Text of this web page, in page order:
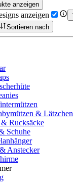
anzeigen
anzeigen
Sortieren nach
& Lätzchen
& Rucksäcke
Schuhe
Anstecker